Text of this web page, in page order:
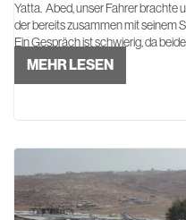
Yatta. Abed, unser Fahrer brachte
der bereits zusammen mit seinem
Ein Gespräch ist schwierig, da
sprechen. ...
MEHR LESEN